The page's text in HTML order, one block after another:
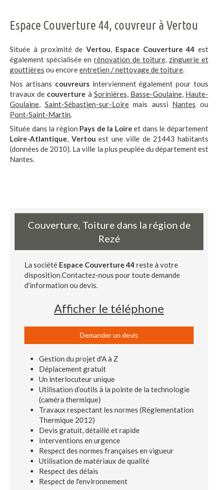
Espace Couverture 44, couvreur à Vertou
Située à proximité de Vertou, Espace Couverture 44 est
également spécialisée enrénovation de toiture, zinguerie et
gouttières ou encoreentretien / nettoyage de toiture.
Nos artisans couvreursinterviennent également pour tous
travaux de couverture à Sorinières, Basse-Goulaine, Haute-
Goulaine, Saint-Sébastien-sur-Loiremais aussi Nantes ou
Pont-Saint-Martin.
Située dans la région Pays de la Loire et dans le département
Loire-Atlantique, Vertou est une ville de 21443 habitants
(données de 2010). La ville la plus peuplée du département est
Nantes.
Couverture, Toiture dans la région de
Rezé
La société Espace Couverture 44 reste à votre
disposition.Contactez-nous pour toute demande
d'information ou devis.
Afficher le téléphone
Demander un devis
Gestion du projet d'A à Z
Déplacement gratuit
Un interlocuteur unique
Utilisation d’outils à la pointe de la technologie
(caméra thermique)
Travaux respectant les normes (Réglementation
Thermique 2012)
Devis gratuit, détaillé et rapide
Interventions en urgence
Respect des normes françaises en vigueur
Utilisation de matériaux de qualité
Respect des délais
Respect de l'environnement